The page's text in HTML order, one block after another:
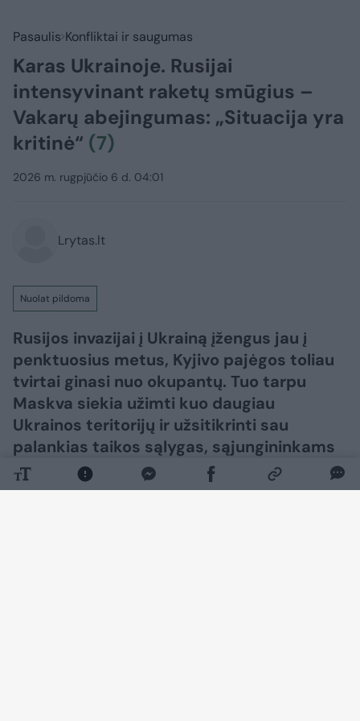
Pasaulis Konfliktai ir saugumas
Karas Ukrainoje. Rusijai
intensyvinant raketų smūgius –
Vakarų abejingumas: „Situacija yra
kritinė“ (7)
2026 m. rugpjūčio 6 d. 04:01
Lrytas.lt
Nuolat pildoma
Rusijos invazijai į Ukrainą įžengus jau į
penktuosius metus, Kyjivo pajėgos toliau
tvirtai ginasi nuo okupantų. Tuo tarpu
Maskva siekia užimti kuo daugiau
Ukrainos teritorijų ir užsitikrinti sau
palankias taikos sąlygas, sąjungininkams
siekiant skubiai užbaigti karą.​​​​​​​​​​​​​​​​​​​​​​​​​​​